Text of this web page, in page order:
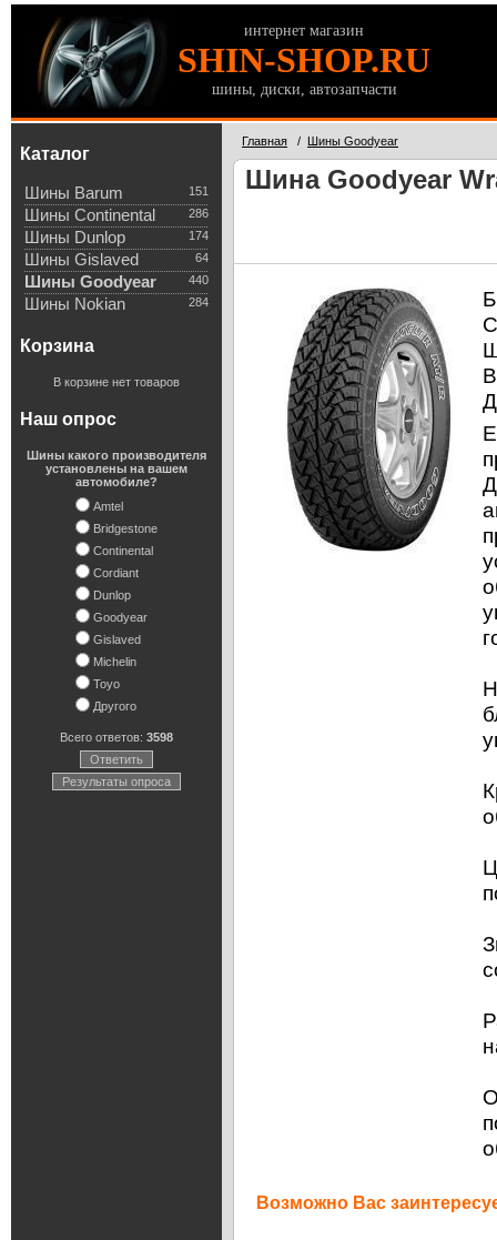
интернет магазин
SHIN-SHOP.RU
шины, диски, автозапчасти
Каталог
151
Шины Barum
286
Шины Continental
174
Шины Dunlop
64
Шины Gislaved
440
Шины Goodyear
284
Шины Nokian
Корзина
В корзине нет товаров
Наш опрос
Шины какого производителя
установлены на вашем
автомобиле?
Amtel
Bridgestone
Continental
Cordiant
Dunlop
Goodyear
Gislaved
Michelin
Toyo
Другого
Всего ответов: 3598
Ответить
Результаты опроса
Главная / Шины Goodyear
Шина Goodyear
Возможно Вас